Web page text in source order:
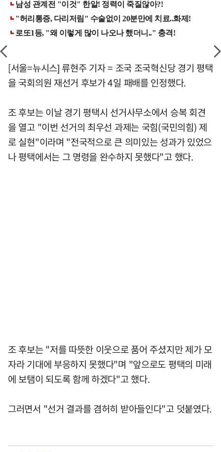
[서울=뉴시스] 류현주 기자 = 조국 조국혁신당 경기 평택
을 국회의원 재선거 후보가 4일 패배를 인정했다.
조 후보는 이날 경기 평택시 선거사무소에서 승복 회견
을 열고 "이번 선거의 최우선 과제는 국힘(국민의힘) 제
로 실현"이라며 "전국적으로 큰 의미있는 성과가 있었으
나 평택에서는 그 명령을 완수하지 못했다"고 했다.
조 후보는 "저를 따뜻한 이웃으로 품어 주셨지만 제가 모
자라 기대에 부응하지 못했다"며 "앞으로도 평택의 미래
에 보탬이 되도록 함께 하겠다"고 했다.
그러면서 "선거 결과를 겸허히 받아들인다"고 덧붙였다.